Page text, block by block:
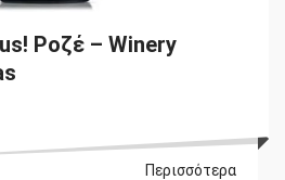
Ροζέ – Winery
Περισσότερα